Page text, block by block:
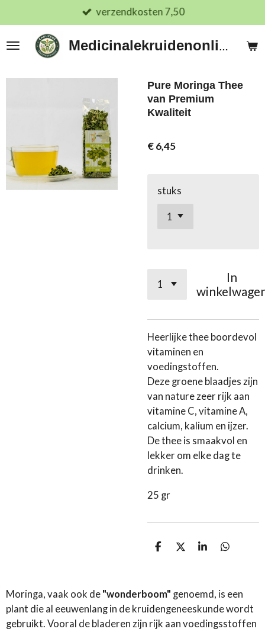
direct
naar
Medicinalekruidenonline.nl
verzendkosten 7,50
Pure Moringa Thee
van Premium
Kwaliteit
€ 6,45
stuks
In
Heerlijke thee boordevol
vitaminen en
voedingstoffen.
Deze groene blaadjes zijn
van nature zeer rijk aan
vitamine C, vitamine A,
calcium, kalium en ijzer.
De thee is smaakvol en
lekker om elke dag te
drinken.
25 gr
D
n
D
S
e
D
n
Moringa, vaak ook de "wonderboom" genoemd, is een
plant die al eeuwenlang in de kruidengeneeskunde wordt
gebruikt. Vooral de bladeren zijn rijk aan voedingsstoffen